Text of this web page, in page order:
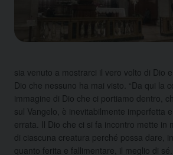
sia venuto a mostrarci il vero volto di Dio
Dio che nessuno ha mai visto. “Da qui la
immagine di Dio che ci portiamo dentro,
sul Vangelo, è inevitabilmente imperfetta
errata. Il Dio che ci si fa incontro mette in
di ciascuna creatura perché possa dare,
quanto ferita e fallimentare, il meglio di